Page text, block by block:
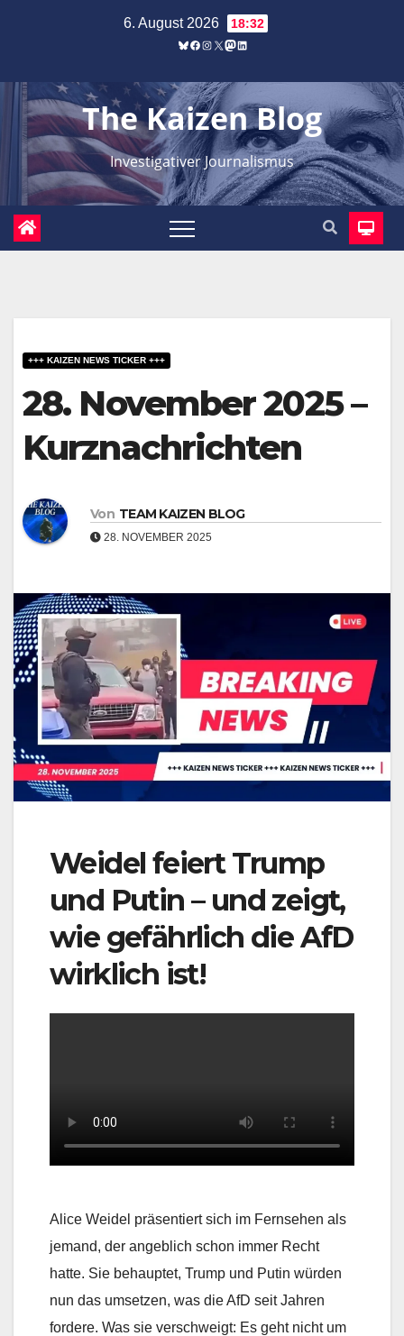
6. August 2026 18:32
Bluesky
Facebook
Instagram
X Mastodon
LinkedIn
The Kaizen Blog
Investigativer Journalismus
+++ KAIZEN NEWS TICKER +++
28. November 2025 –
Kurznachrichten
Von TEAM KAIZEN BLOG
28. NOVEMBER 2025
Weidel feiert Trump
und Putin – und zeigt,
wie gefährlich die AfD
wirklich ist!
Alice Weidel präsentiert sich im Fernsehen als
jemand, der angeblich schon immer Recht
hatte. Sie behauptet, Trump und Putin würden
nun das umsetzen, was die AfD seit Jahren
fordere. Was sie verschweigt: Es geht nicht um